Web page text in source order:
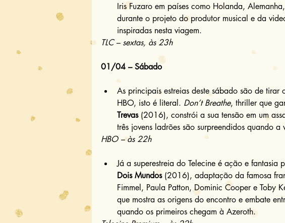
Iris Fuzaro em países como Holanda,
durante o projeto do produtor musical e da
inspiradas nesta viagem.
TLC – sextas, às 23h
01/04 – Sábado
As principais estreias deste sábado são de
HBO, isto é literal. Don’t Breathe, thriller que
Trevas (2016), constrói a sua tensão em um
três jovens ladrões são surpreendidos quando
HBO – às 22h
Já a superestreia do Telecine é ação e fantasia
Dois Mundos (2016), adaptação da famosa
Fimmel, Paula Patton, Dominic Cooper e Toby
que mostra as origens do encontro e embate
quando os primeiros chegam à Azeroth.